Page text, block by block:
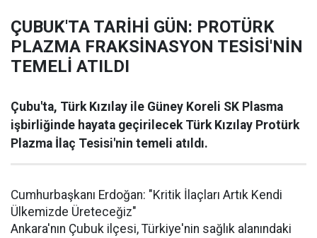
ÇUBUK'TA TARİHİ GÜN: PROTÜRK
PLAZMA FRAKSİNASYON TESİSİ'NİN
TEMELİ ATILDI
Çubu'ta, Türk Kızılay ile Güney Koreli SK Plasma
işbirliğinde hayata geçirilecek Türk Kızılay Protürk
Plazma İlaç Tesisi'nin temeli atıldı.
Cumhurbaşkanı Erdoğan: "Kritik İlaçları Artık Kendi
Ülkemizde Üreteceğiz"
Ankara'nın Çubuk ilçesi, Türkiye'nin sağlık alanındaki